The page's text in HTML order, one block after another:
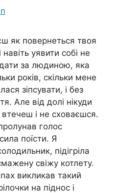
як повернеться твоя
уявити собі не
за людиною, яка
років, скільки мене
зіпсувати, і без
Але від долі нікуди
втечеш і не сховаєшся.
голос
поїсти. Я
підігріла
свіжу котлету.
викликав такий
на піднос і